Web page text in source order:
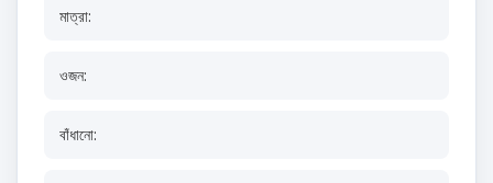
মাত্রা:
ওজন:
বাঁধানো: